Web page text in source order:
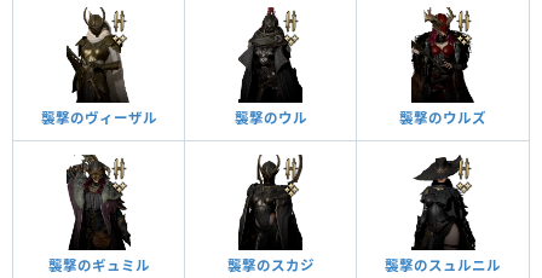
襲撃のヴィーザル 襲撃のウル 襲撃のウルズ
襲撃のギュミル 襲撃のスカジ 襲撃のスュルニル